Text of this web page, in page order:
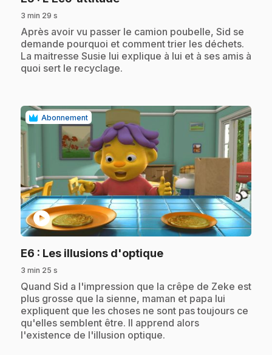
3 min 29 s
.Après avoir vu passer le camion poubelle, Sid se
demande pourquoi et comment trier les déchets.
La maitresse Susie lui explique à lui et à ses amis à
quoi sert le recyclage.
Abonnement
play_circle
E6 : Les illusions d'optique.
3 min 25 s
.Quand Sid a l'impression que la crêpe de Zeke est
plus grosse que la sienne, maman et papa lui
expliquent que les choses ne sont pas toujours ce
qu'elles semblent être. Il apprend alors
l'existence de l'illusion optique.